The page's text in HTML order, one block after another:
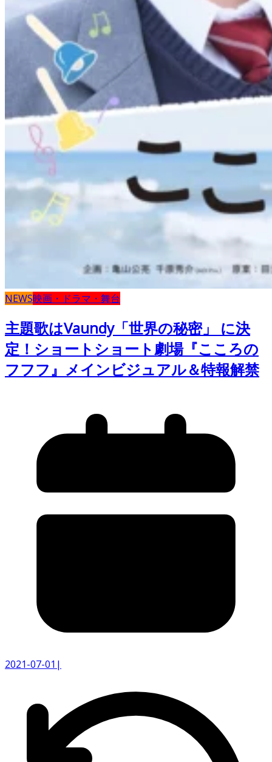
NEWS映画・ドラマ・舞台
主題歌はVaundy「世界の秘密」 に決
定！ショートショート劇場『こころの
フフフ』メインビジュアル＆特報解禁
2021-07-01 |